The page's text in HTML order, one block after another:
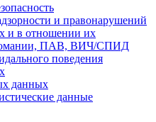
и правонарушений
и в отношении их
ПАВ, ВИЧ/СПИД
поведения
данных
данные